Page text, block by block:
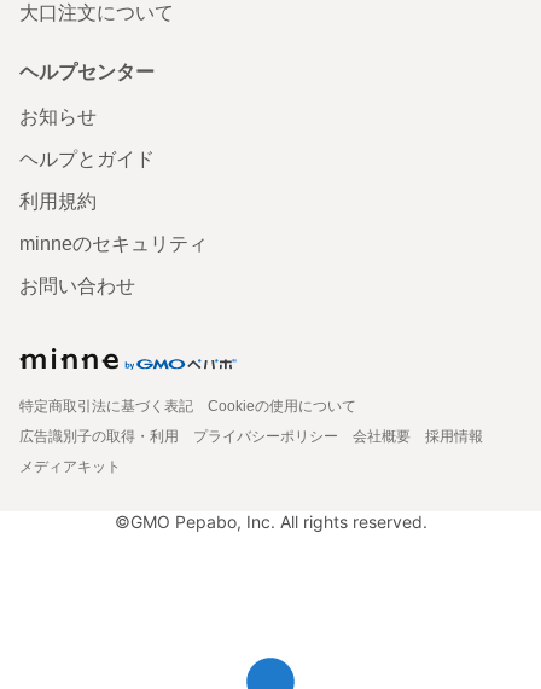
大口注文について
ヘルプセンター
お知らせ
ヘルプとガイド
利用規約
minneのセキュリティ
お問い合わせ
特定商取引法に基づく表記
Cookieの使用について
広告識別子の取得・利用
プライバシーポリシー 会社概要
採用情報
メディアキット
©GMO Pepabo, Inc. All rights reserved.